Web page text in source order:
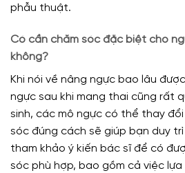
phẫu thuật.
Có cần chăm sóc đặc biệt cho
không?
Khi nói về nâng ngực bao lâu
ngực sau khi mang thai cũng rất
sinh, các mô ngực có thể thay
sóc đúng cách sẽ giúp bạn duy
tham khảo ý kiến bác sĩ để có
sóc phù hợp, bao gồm cả việc